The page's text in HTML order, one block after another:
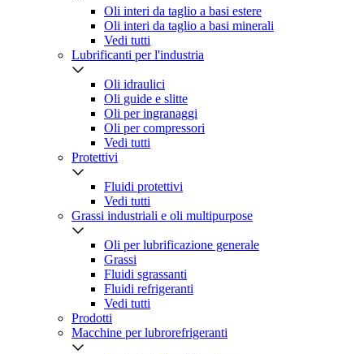
Oli interi da taglio a basi estere
Oli interi da taglio a basi minerali
Vedi tutti
Lubrificanti per l'industria
Oli idraulici
Oli guide e slitte
Oli per ingranaggi
Oli per compressori
Vedi tutti
Protettivi
Fluidi protettivi
Vedi tutti
Grassi industriali e oli multipurpose
Oli per lubrificazione generale
Grassi
Fluidi sgrassanti
Fluidi refrigeranti
Vedi tutti
Prodotti
Macchine per lubrorefrigeranti